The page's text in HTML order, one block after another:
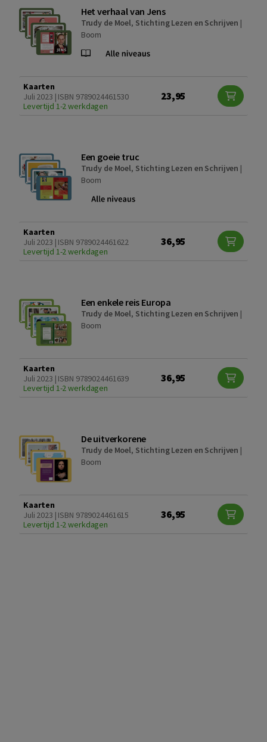
Het verhaal van Jens
Trudy de Moel, Stichting Lezen en Schrijven |
Boom
Kaarten
Juli 2023 | ISBN 9789024461530
Levertijd 1-2 werkdagen
23,95
Een goeie truc
Trudy de Moel, Stichting Lezen en Schrijven |
Boom
Kaarten
Juli 2023 | ISBN 9789024461622
Levertijd 1-2 werkdagen
36,95
Een enkele reis Europa
Trudy de Moel, Stichting Lezen en Schrijven |
Boom
Kaarten
Juli 2023 | ISBN 9789024461639
Levertijd 1-2 werkdagen
36,95
De uitverkorene
Trudy de Moel, Stichting Lezen en Schrijven |
Boom
Kaarten
Juli 2023 | ISBN 9789024461615
Levertijd 1-2 werkdagen
36,95